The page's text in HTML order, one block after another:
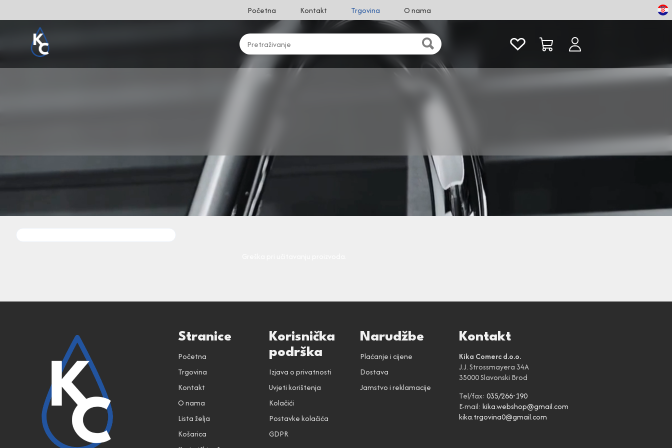
Početna Kontakt Trgovina O nama
Stranice
Početna
Trgovina
Kontakt
O nama
Lista želja
Košarica
Korisnička
podrška
Izjava o privatnosti
Uvjeti korištenja
Kolačići
Postavke kolačića
GDPR
Narudžbe
Plaćanje i cijene
Dostava
Jamstvo i reklamacije
Kontakt
Kika Comerc d.o.o.
J.J. Strossmayera 34A
35000 Slavonski Brod
Tel/fax: 035/266-190
E-mail: kika.webshop@gmail.com
kika.trgovina0@gmail.com